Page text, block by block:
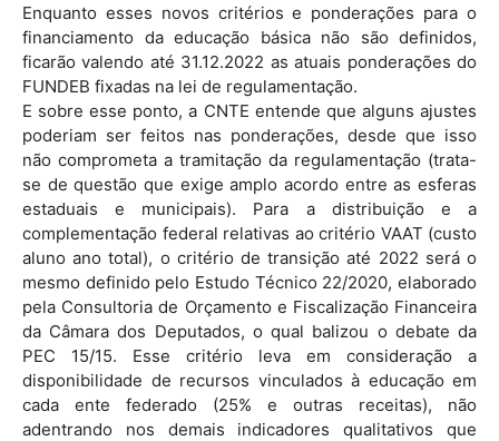
Enquanto esses novos critérios e ponderações para o
financiamento da educação básica não são definidos,
ficarão valendo até 31.12.2022 as atuais ponderações do
FUNDEB fixadas na lei de regulamentação.
E sobre esse ponto, a CNTE entende que alguns ajustes
poderiam ser feitos nas ponderações, desde que isso
não comprometa a tramitação da regulamentação (trata-
se de questão que exige amplo acordo entre as esferas
estaduais e municipais). Para a distribuição e a
complementação federal relativas ao critério VAAT (custo
aluno ano total), o critério de transição até 2022 será o
mesmo definido pelo Estudo Técnico 22/2020, elaborado
pela Consultoria de Orçamento e Fiscalização Financeira
da Câmara dos Deputados, o qual balizou o debate da
PEC 15/15. Esse critério leva em consideração a
disponibilidade de recursos vinculados à educação em
cada ente federado (25% e outras receitas), não
adentrando nos demais indicadores qualitativos que